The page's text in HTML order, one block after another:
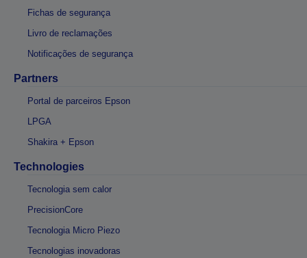
Fichas de segurança
Livro de reclamações
Notificações de segurança
Partners
Portal de parceiros Epson
LPGA
Shakira + Epson
Technologies
Tecnologia sem calor
PrecisionCore
Tecnologia Micro Piezo
Tecnologias inovadoras